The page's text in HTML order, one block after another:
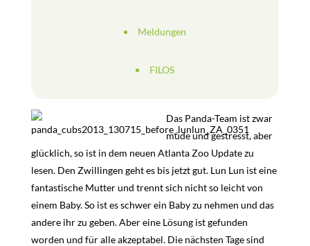
Meldungen
FILOS
Das Panda-Team ist zwar
müde und gestresst, aber
glücklich, so ist in dem neuen Atlanta Zoo Update zu
lesen. Den Zwillingen geht es bis jetzt gut. Lun Lun ist eine
fantastische Mutter und trennt sich nicht so leicht von
einem Baby. So ist es schwer ein Baby zu nehmen und das
andere ihr zu geben. Aber eine Lösung ist gefunden
worden und für alle akzeptabel. Die nächsten Tage sind